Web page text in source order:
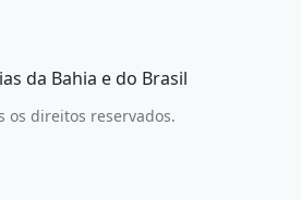
da Bahia e do Brasil
os direitos reservados.